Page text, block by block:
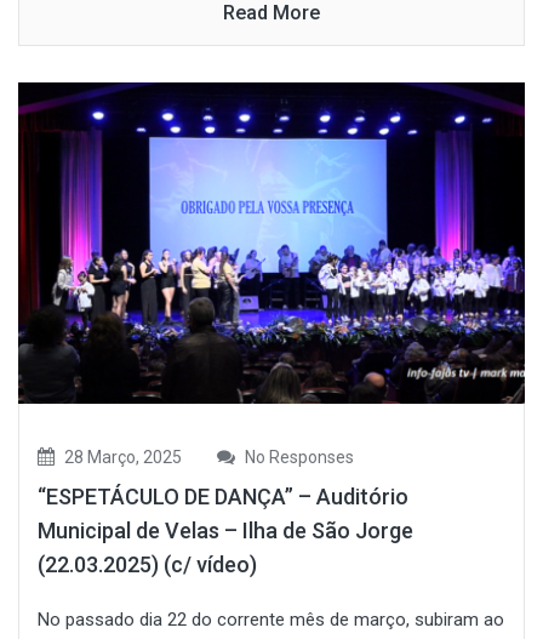
Read More
28 Março, 2025 No Responses
“ESPETÁCULO DE DANÇA” – Auditório
Municipal de Velas – Ilha de São Jorge
(22.03.2025) (c/ vídeo)
No passado dia 22 do corrente mês de março, subiram ao